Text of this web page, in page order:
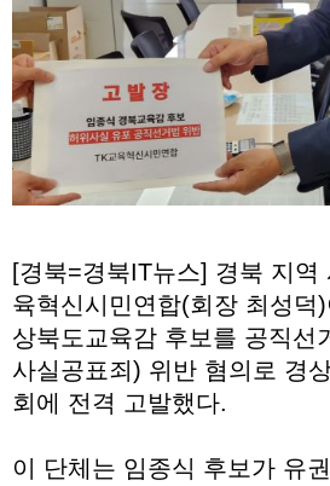
[경북=경북IT뉴스] 경북 지역
육혁신시민연합(회장 최성덕
상북도교육감 후보를 공직선
사실공표죄) 위반 혐의로 경
회에 전격 고발했다.
이 단체는 임종식 후보가 유